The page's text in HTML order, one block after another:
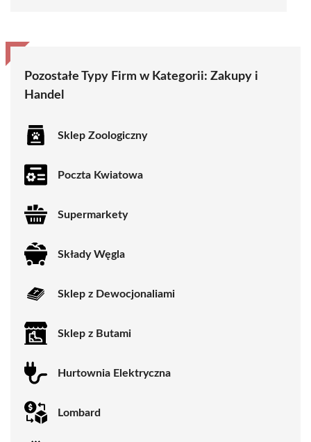
Pozostałe Typy Firm w Kategorii: Zakupy i
Handel
Sklep Zoologiczny
Poczta Kwiatowa
Supermarkety
Składy Węgla
Sklep z Dewocjonaliami
Sklep z Butami
Hurtownia Elektryczna
Lombard